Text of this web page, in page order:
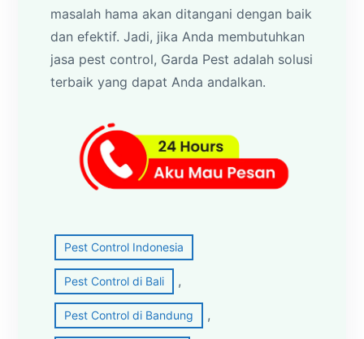
masalah hama akan ditangani dengan baik
dan efektif. Jadi, jika Anda membutuhkan
jasa pest control, Garda Pest adalah solusi
terbaik yang dapat Anda andalkan.
Pest Control Indonesia
Pest Control di Bali ,
Pest Control di Bandung ,